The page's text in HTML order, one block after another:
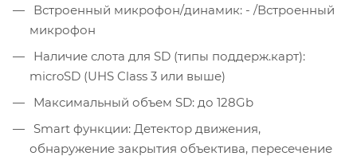
Встроенный микрофон/динамик: - /Встроенный
микрофон
Наличие слота для SD (типы поддерж.карт):
microSD (UHS Class 3 или выше)
Максимальный объем SD: до 128Gb
Smart функции: Детектор движения,
обнаружение закрытия объектива, пересечение